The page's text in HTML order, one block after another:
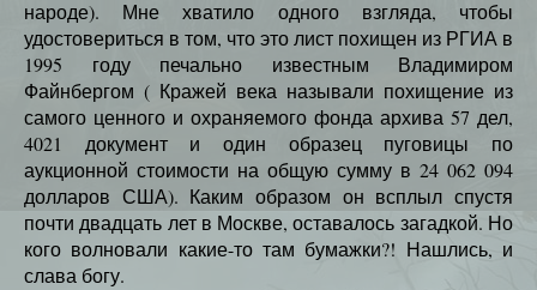
народе). Мне хватило одного взгляда, чтобы
удостовериться в том, что это лист похищен из РГИА в
1995 году печально известным Владимиром
Файнбергом ( Кражей века называли похищение из
самого ценного и охраняемого фонда архива 57 дел,
4021 документ и один образец пуговицы по
аукционной стоимости на общую сумму в 24 062 094
долларов США). Каким образом он всплыл спустя
почти двадцать лет в Москве, оставалось загадкой. Но
кого волновали какие-то там бумажки?! Нашлись, и
слава богу.